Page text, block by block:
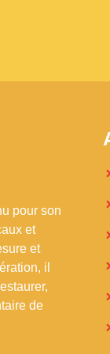
pour son
et
et
il
de